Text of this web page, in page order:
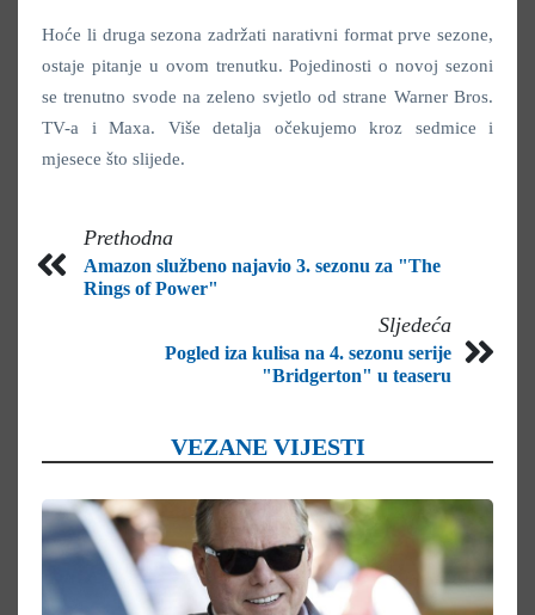
Hoće li druga sezona zadržati narativni format prve sezone,
ostaje pitanje u ovom trenutku. Pojedinosti o novoj sezoni
se trenutno svode na zeleno svjetlo od strane Warner Bros.
TV-a i Maxa. Više detalja očekujemo kroz sedmice i
mjesece što slijede.
Prethodna
Amazon službeno najavio 3. sezonu za "The
Rings of Power"
Sljedeća
Pogled iza kulisa na 4. sezonu serije
"Bridgerton" u teaseru
VEZANE VIJESTI